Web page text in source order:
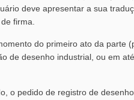
deve apresentar a sua
firma.
do primeiro ato da parte
de desenho industrial, ou em
o pedido de registro de